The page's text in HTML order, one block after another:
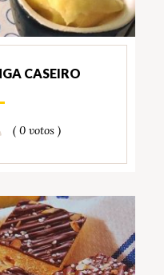
CASEIRO
( 0 votos )